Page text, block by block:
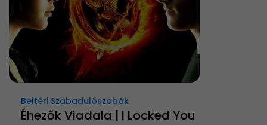
Beltéri Szabadulószobák
Éhezők Viadala | I Locked You